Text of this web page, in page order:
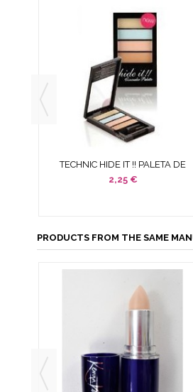
TECHNIC HIDE IT !! PALETA DE
CORRECTORES 4 X 1,6 G REF....
2,25 €
PRODUCTS FROM THE SAME